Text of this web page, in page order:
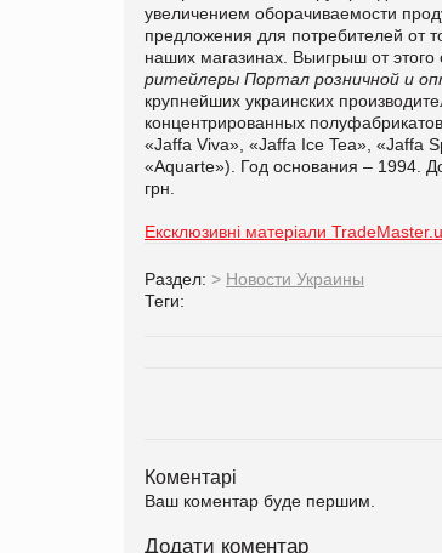
увеличением оборачиваемости
предложения для потребителей от
наших магазинах. Выигрыш от
ритейлеры Портал розничной и
крупнейших украинских
концентрированных
«Jaffa Viva», «Jaffa Ice Tea», «Jaffa
«Aquarte»). Год основания – 1994.
грн.
Ексклюзивні матеріали
Раздел: > Новости Украины
Теги:
Коментарі
Ваш коментар буде першим.
Додати коментар